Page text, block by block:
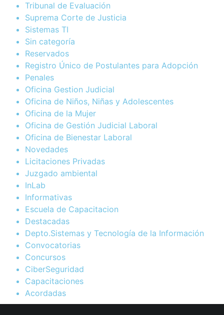
Tribunal de Evaluación
Suprema Corte de Justicia
Sistemas TI
Sin categoría
Reservados
Registro Único de Postulantes para Adopción
Penales
Oficina Gestion Judicial
Oficina de Niños, Niñas y Adolescentes
Oficina de la Mujer
Oficina de Gestión Judicial Laboral
Oficina de Bienestar Laboral
Novedades
Licitaciones Privadas
Juzgado ambiental
InLab
Informativas
Escuela de Capacitacion
Destacadas
Depto.Sistemas y Tecnología de la Información
Convocatorias
Concursos
CiberSeguridad
Capacitaciones
Acordadas